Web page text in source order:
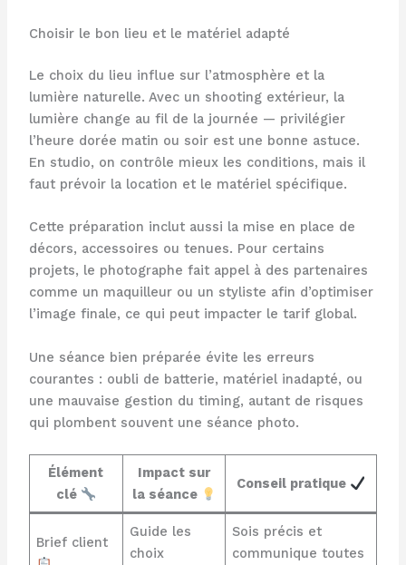
Choisir le bon lieu et le matériel adapté
Le choix du lieu influe sur l’atmosphère et la
lumière naturelle. Avec un shooting extérieur, la
lumière change au fil de la journée — privilégier
l’heure dorée matin ou soir est une bonne astuce.
En studio, on contrôle mieux les conditions, mais il
faut prévoir la location et le matériel spécifique.
Cette préparation inclut aussi la mise en place de
décors, accessoires ou tenues. Pour certains
projets, le photographe fait appel à des partenaires
comme un maquilleur ou un styliste afin d’optimiser
l’image finale, ce qui peut impacter le tarif global.
Une séance bien préparée évite les erreurs
courantes : oubli de batterie, matériel inadapté, ou
une mauvaise gestion du timing, autant de risques
qui plombent souvent une séance photo.
Élément
clé
Impact sur
la séance
Conseil pratique
Brief client
Guide les
choix
Sois précis et
communique toutes